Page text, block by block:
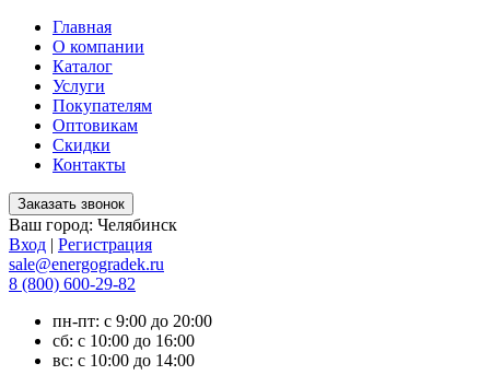
Главная
О компании
Каталог
Услуги
Покупателям
Оптовикам
Скидки
Контакты
Ваш город: Челябинск
Вход | Регистрация
sale@energogradek.ru
8 (800) 600-29-82
пн-пт: с 9:00 до 20:00
сб: с 10:00 до 16:00
вс: с 10:00 до 14:00